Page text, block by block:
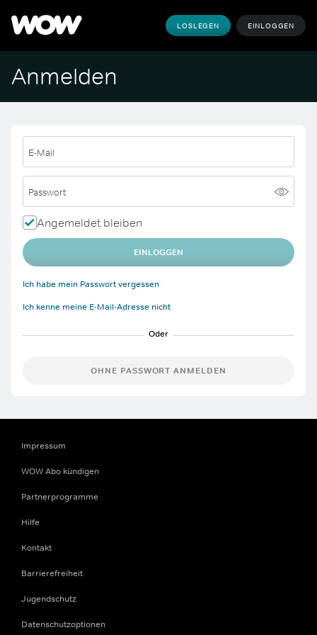
LOSLEGEN EINLOGGEN
Anmelden
E-Mail
Passwort
Angemeldet bleiben
EINLOGGEN
Ich habe mein Passwort vergessen
Ich kenne meine E-Mail-Adresse nicht
OHNE PASSWORT ANMELDEN
Impressum
WOW Abo kündigen
Partnerprogramme
Hilfe
Kontakt
Barrierefreiheit
Jugendschutz
Datenschutzoptionen